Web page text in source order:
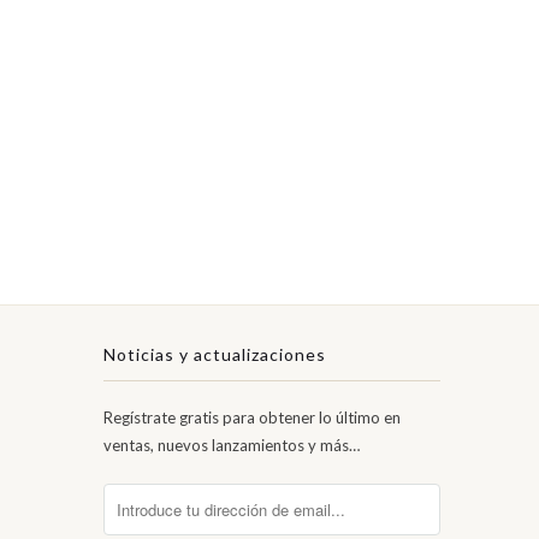
Noticias y actualizaciones
Regístrate gratis para obtener lo último en
ventas, nuevos lanzamientos y más…